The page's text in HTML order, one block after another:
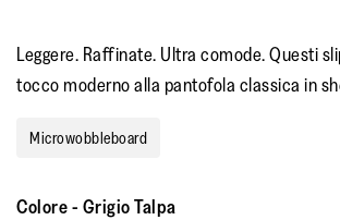
Leggere. Raffinate. Ultra comode. Questi
tocco moderno alla pantofola classica in
Microwobbleboard
Colore- Grigio Talpa